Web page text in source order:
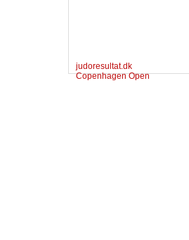
judoresultat.dk
Copenhagen Open